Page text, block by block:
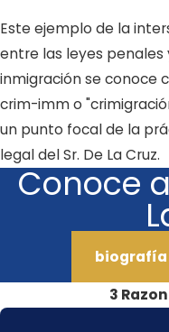
Este ejemplo de la
entre las leyes penales
inmigración se conoce
crim-imm o
un punto focal de la
legal del Sr. De La Cruz.
Conoce
biografía
3